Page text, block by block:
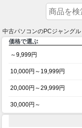
中古パソコンのPCジャングル
価格で選ぶ
～9,999円
10,000円～19,999円
20,000円～29,999円
30,000円～